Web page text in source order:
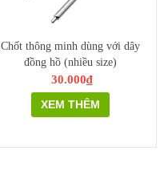
Chốt thông minh dùng với dây
đồng hồ (nhiều size)
30.000₫
XEM THÊM